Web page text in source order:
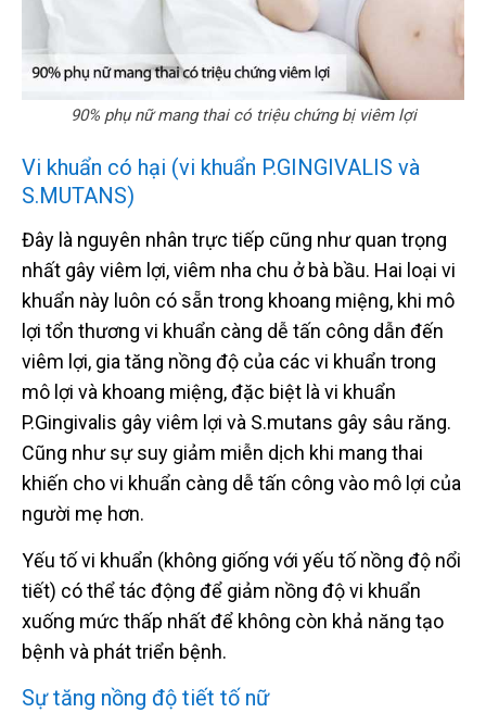
90% phụ nữ mang thai có triệu chứng bị viêm lợi
Vi khuẩn có hại (vi khuẩn P.GINGIVALIS và
S.MUTANS)
Đây là nguyên nhân trực tiếp cũng như quan trọng
nhất gây viêm lợi, viêm nha chu ở bà bầu. Hai loại vi
khuẩn này luôn có sẵn trong khoang miệng, khi mô
lợi tổn thương vi khuẩn càng dễ tấn công dẫn đến
viêm lợi, gia tăng nồng độ của các vi khuẩn trong
mô lợi và khoang miệng, đặc biệt là vi khuẩn
P.Gingivalis gây viêm lợi và S.mutans gây sâu răng.
Cũng như sự suy giảm miễn dịch khi mang thai
khiến cho vi khuẩn càng dễ tấn công vào mô lợi của
người mẹ hơn.
Yếu tố vi khuẩn (không giống với yếu tố nồng độ nổi
tiết) có thể tác động để giảm nồng độ vi khuẩn
xuống mức thấp nhất để không còn khả năng tạo
bệnh và phát triển bệnh.
Sự tăng nồng độ tiết tố nữ